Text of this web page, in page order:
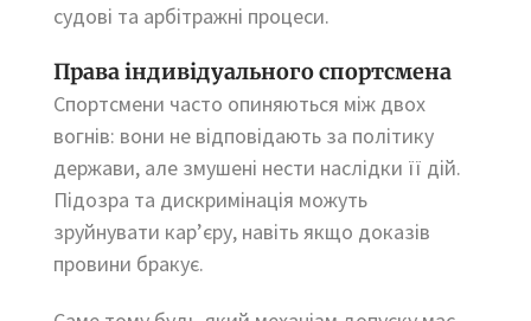
судові та арбітражні процеси.
Права індивідуального спортсмена
Спортсмени часто опиняються між двох
вогнів: вони не відповідають за політику
держави, але змушені нести наслідки її дій.
Підозра та дискримінація можуть
зруйнувати кар’єру, навіть якщо доказів
провини бракує.